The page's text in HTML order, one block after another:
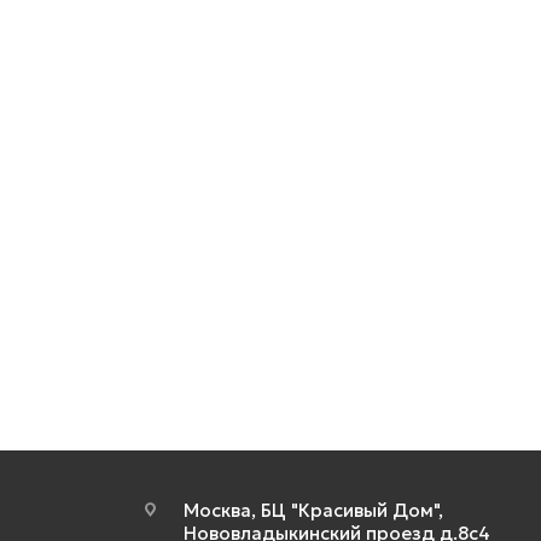
Москва, БЦ "Красивый Дом",
Нововладыкинский проезд д.8с4